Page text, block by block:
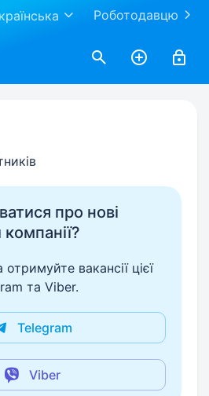
Роботодавцю
про нові
компанії?
вакансії цієї
та Viber.
Telegram
Viber